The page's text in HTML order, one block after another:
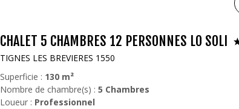
CHALET 5 CHAMBRES 12 PERSONNES LO SOLI
TIGNES LES BREVIERES 1550
Superficie : 130 m²
Nombre de chambre(s) : 5 Chambres
Loueur : Professionnel